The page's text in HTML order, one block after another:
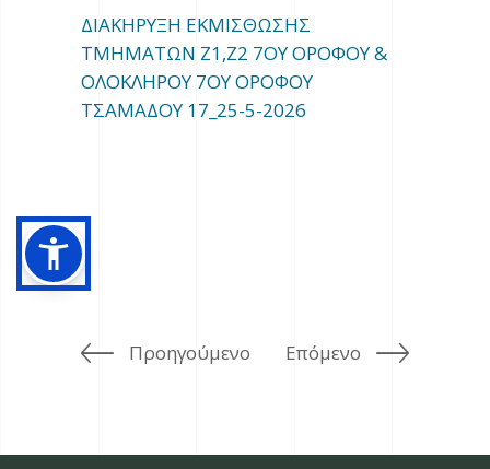
ΔΙΑΚΗΡΥΞΗ ΕΚΜΙΣΘΩΣΗΣ
ΤΜΗΜΑΤΩΝ Ζ1,Ζ2 7ΟΥ ΟΡΟΦΟΥ &
ΟΛΟΚΛΗΡΟΥ 7ΟΥ ΟΡΟΦΟΥ
ΤΣΑΜΑΔΟΥ 17_25-5-2026
Προηγούμενο Επόμενο